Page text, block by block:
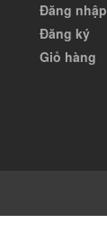
Đăng nhập
Đăng ký
Giỏ hàng